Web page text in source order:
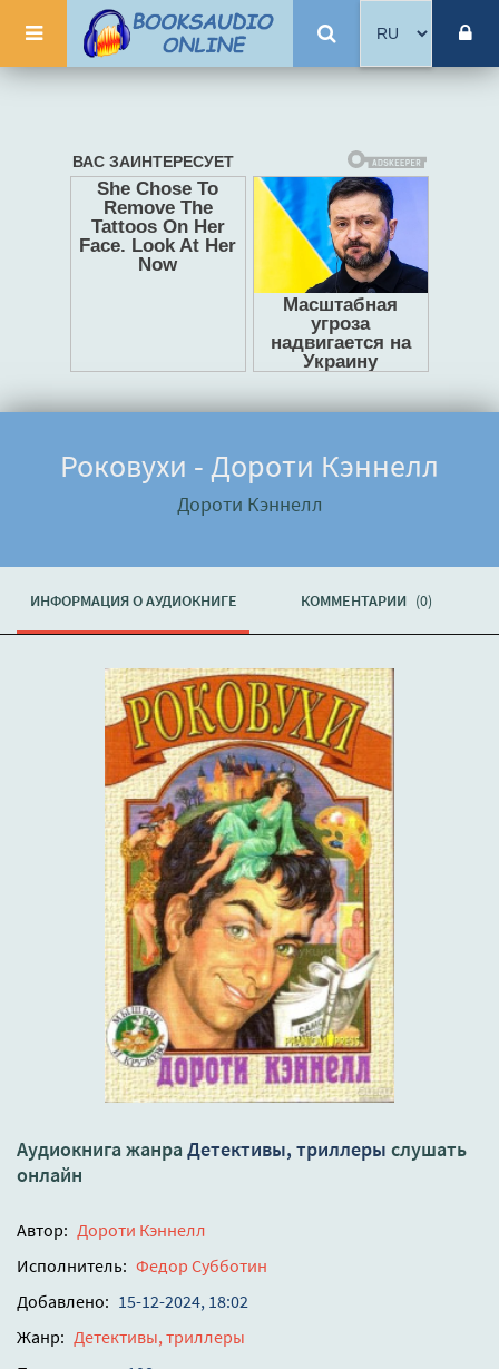
Роковухи - Дороти Кэннелл
Дороти Кэннелл
ИНФОРМАЦИЯ О АУДИОКНИГЕ КОММЕНТАРИИ (0)
Аудиокнига жанра Детективы, триллеры слушать
онлайн
Автор: Дороти Кэннелл
Исполнитель: Федор Субботин
Добавлено: 15-12-2024, 18:02
Жанр: Детективы, триллеры